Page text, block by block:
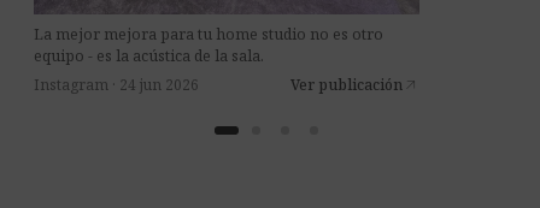
Instagram · 24 jun 2026 Ver publicación arrow_outward
La mejor mejora para tu home studio no es otro
equipo - es la acústica de la sala.